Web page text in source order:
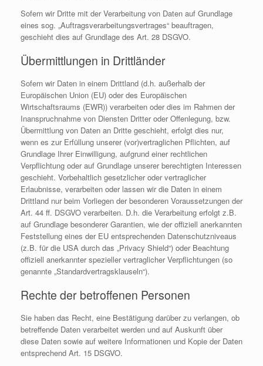
Sofern wir Dritte mit der Verarbeitung von Daten auf Grundlage
eines sog. „Auftragsverarbeitungsvertrages“ beauftragen,
geschieht dies auf Grundlage des Art. 28 DSGVO.
Übermittlungen in Drittländer
Sofern wir Daten in einem Drittland (d.h. außerhalb der
Europäischen Union (EU) oder des Europäischen
Wirtschaftsraums (EWR)) verarbeiten oder dies im Rahmen der
Inanspruchnahme von Diensten Dritter oder Offenlegung, bzw.
Übermittlung von Daten an Dritte geschieht, erfolgt dies nur,
wenn es zur Erfüllung unserer (vor)vertraglichen Pflichten, auf
Grundlage Ihrer Einwilligung, aufgrund einer rechtlichen
Verpflichtung oder auf Grundlage unserer berechtigten Interessen
geschieht. Vorbehaltlich gesetzlicher oder vertraglicher
Erlaubnisse, verarbeiten oder lassen wir die Daten in einem
Drittland nur beim Vorliegen der besonderen Voraussetzungen der
Art. 44 ff. DSGVO verarbeiten. D.h. die Verarbeitung erfolgt z.B.
auf Grundlage besonderer Garantien, wie der offiziell anerkannten
Feststellung eines der EU entsprechenden Datenschutzniveaus
(z.B. für die USA durch das „Privacy Shield“) oder Beachtung
offiziell anerkannter spezieller vertraglicher Verpflichtungen (so
genannte „Standardvertragsklauseln“).
Rechte der betroffenen Personen
Sie haben das Recht, eine Bestätigung darüber zu verlangen, ob
betreffende Daten verarbeitet werden und auf Auskunft über
diese Daten sowie auf weitere Informationen und Kopie der Daten
entsprechend Art. 15 DSGVO.